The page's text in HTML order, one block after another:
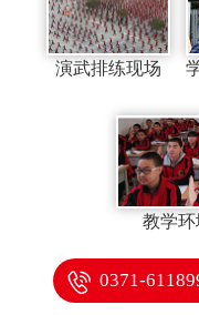
演武排练现场
教学环
0371-